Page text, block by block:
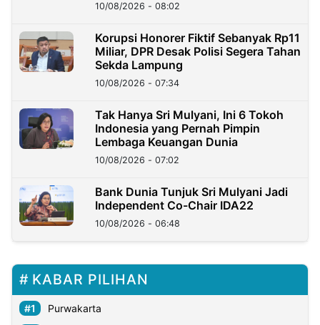
10/08/2026 - 08:02
Korupsi Honorer Fiktif Sebanyak Rp11
Miliar, DPR Desak Polisi Segera Tahan
Sekda Lampung
10/08/2026 - 07:34
Tak Hanya Sri Mulyani, Ini 6 Tokoh
Indonesia yang Pernah Pimpin
Lembaga Keuangan Dunia
10/08/2026 - 07:02
Bank Dunia Tunjuk Sri Mulyani Jadi
Independent Co-Chair IDA22
10/08/2026 - 06:48
KABAR PILIHAN
Purwakarta